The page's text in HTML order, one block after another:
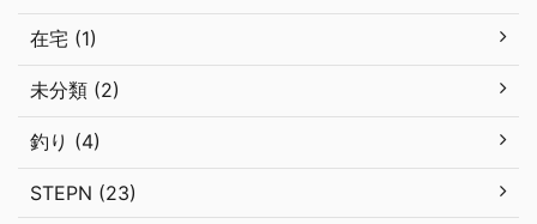
在宅 (1)
未分類 (2)
釣り (4)
STEPN (23)